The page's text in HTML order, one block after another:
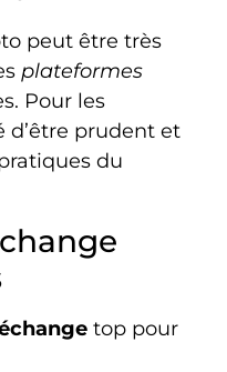
peut être très
plateformes
Pour les
d’être prudent et
du
top pour